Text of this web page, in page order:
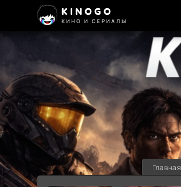
KINOGO
КИНО И СЕРИАЛЫ
Главная